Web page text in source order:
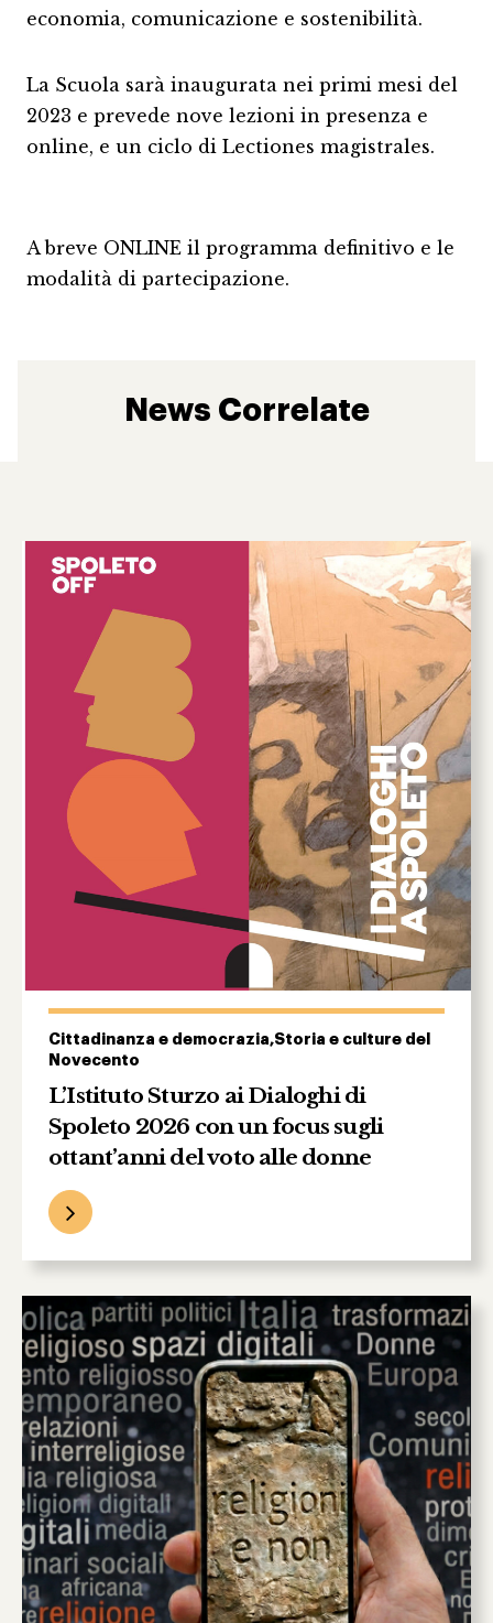
economia, comunicazione e sostenibilità.
La Scuola sarà inaugurata nei primi mesi del
2023 e prevede nove lezioni in presenza e
online, e un ciclo di Lectiones magistrales.
A breve ONLINE il programma definitivo e le
modalità di partecipazione.
News Correlate
Cittadinanza e democrazia,Storia e culture del
Novecento
L’Istituto Sturzo ai Dialoghi di
Spoleto 2026 con un focus sugli
ottant’anni del voto alle donne